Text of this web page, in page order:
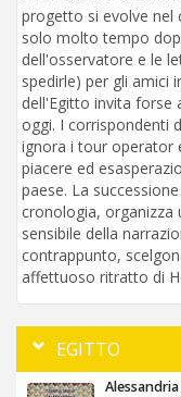
progetto si evolve nel
solo molto tempo
dell'osservatore e le
spedirle) per gli amici
dell'Egitto invita forse
oggi. I corrispondenti
ignora i tour operator
piacere ed
paese. La
cronologia, organizza
sensibile della
contrappunto,
affettuoso ritratto di
EGITTO